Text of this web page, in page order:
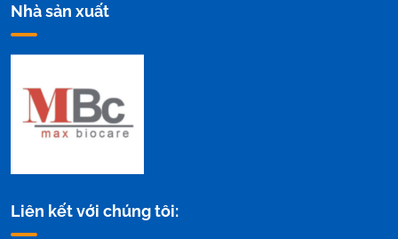
Nhà sản xuất
Liên kết với chúng tôi: